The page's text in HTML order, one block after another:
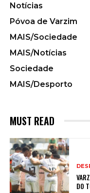
Notícias
Póvoa de Varzim
MAIS/Sociedade
MAIS/Notícias
Sociedade
MAIS/Desporto
MUST READ
DO